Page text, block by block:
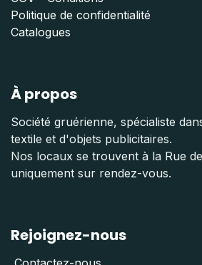
Politique de confidentialité
Catalogues
À propos
Société gruérienne, spécialiste
textile et d'objets publicitaires.
Nos locaux se trouvent à la Rue
uniquement sur rendez-vous.
Rejoignez-nous